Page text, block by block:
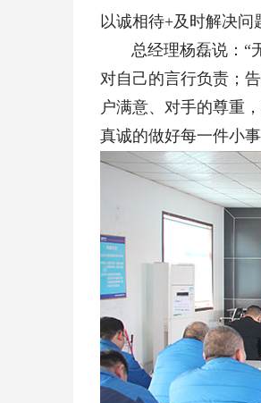
以诚相待+及时解决问
总经理杨磊说：“无
对自己的言行负责；
户满意、对手的尊重
真诚的做好每一件小